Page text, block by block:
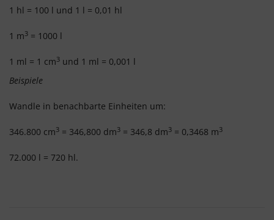
1 hl = 100 l und 1 l = 0,01 hl
1 m3 = 1000 l
1 ml = 1 cm3 und 1 ml = 0,001 l
Beispiele
Wandle in benachbarte Einheiten um:
346.800 cm3 = 346,800 dm3 = 346,8 dm3 = 0,3468 m3
72.000 l = 720 hl.